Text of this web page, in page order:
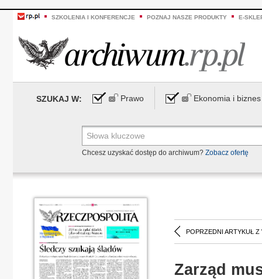
SZKOLENIA I KONFERENCJE POZNAJ NASZE PRODUKTY E-
SZUKAJ W: Prawo Ekonomia i biznes
Chcesz uzyskać dostęp do archiwum? Zobacz ofertę
POPRZEDNI ARTYKUŁ Z
Zarząd